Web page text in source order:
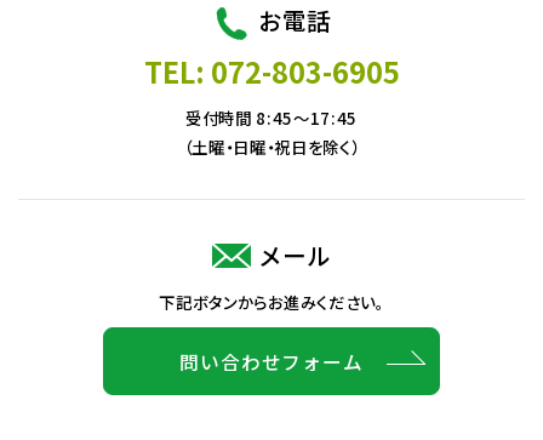
お電話
TEL: 072-803-6905
受付時間 8:45～17:45
（土曜・日曜・祝日を除く）
メール
下記ボタンからお進みください。
問い合わせフォーム